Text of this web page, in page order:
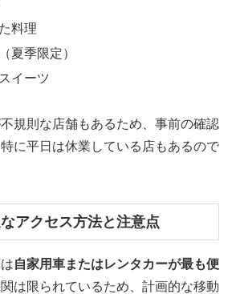
料理
夏季限定）
イーツ
規則な店舗もあるため、事前の確認
に平日は休業している店もあるので
アクセス方法と注意点
自家用車またはレンタカーが最も便
は限られているため、計画的な移動